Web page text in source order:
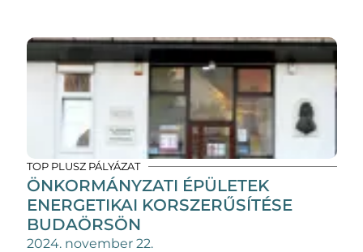
TOP PLUSZ PÁLYÁZAT
ÖNKORMÁNYZATI ÉPÜLETEK
ENERGETIKAI KORSZERŰSÍTÉSE
BUDAÖRSÖN
2024. november 22.